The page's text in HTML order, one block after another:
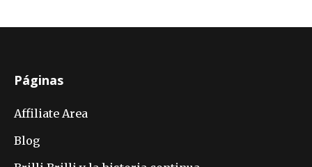
Páginas
Affiliate Area
Blog